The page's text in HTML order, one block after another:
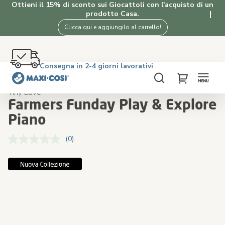
Ottieni il 15% di sconto sui Giocattoli con l'acquisto di un
prodotto Casa.
Clicca qui e aggiungilo al carrello!
Spedizione gratuita oltre i €50. Acquista ora!
4.5★ da 2K clienti che amano i nostri prodotti
Consegna in 2-4 giorni lavorativi
Reso gratuito entro 100 giorni
Cerca
My Cart
Home Giocattoli Farmers Funday Play & Explore Piano
Tiny Love
Farmers Funday Play & Explore
Piano
Nessuna
Stesso
link
(0)
Skip
to
Skip
to